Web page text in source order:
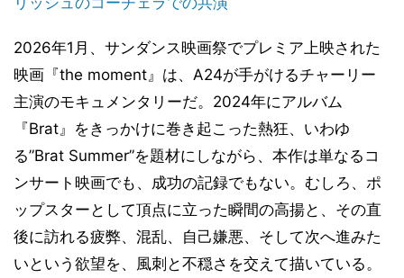
2026年1月、サンダンス映画祭でプレミア上映された
映画『the moment』は、A24が手がけるチャーリー
主演のモキュメンタリーだ。2024年にアルバム
『Brat』をきっかけに巻き起こった熱狂、いわゆ
る”Brat Summer”を題材にしながら、本作は単なるコ
ンサート映画でも、成功の記録でもない。むしろ、ポ
ップスターとして頂点に立った瞬間の高揚と、その直
後に訪れる疲弊、混乱、自己嫌悪、そして次へ進みた
いという欲望を、風刺と不穏さを交えて描いている。